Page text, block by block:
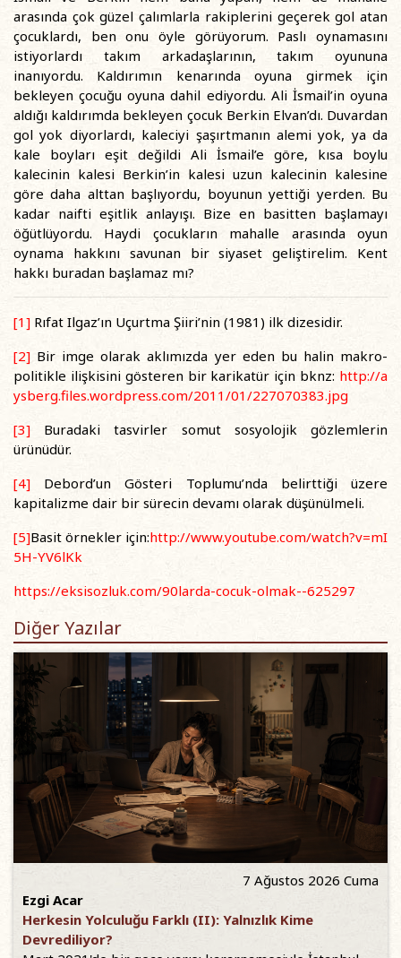
arasında çok güzel çalımlarla rakiplerini geçerek gol atan
çocuklardı, ben onu öyle görüyorum. Paslı oynamasını
istiyorlardı takım arkadaşlarının, takım oyununa
inanıyordu. Kaldırımın kenarında oyuna girmek için
bekleyen çocuğu oyuna dahil ediyordu. Ali İsmail’in oyuna
aldığı kaldırımda bekleyen çocuk Berkin Elvan’dı. Duvardan
gol yok diyorlardı, kaleciyi şaşırtmanın alemi yok, ya da
kale boyları eşit değildi Ali İsmail’e göre, kısa boylu
kalecinin kalesi Berkin’in kalesi uzun kalecinin kalesine
göre daha alttan başlıyordu, boyunun yettiği yerden. Bu
kadar naifti eşitlik anlayışı. Bize en basitten başlamayı
öğütlüyordu. Haydi çocukların mahalle arasında oyun
oynama hakkını savunan bir siyaset geliştirelim. Kent
hakkı buradan başlamaz mı?
[1] Rıfat Ilgaz’ın Uçurtma Şiiri’nin (1981) ilk dizesidir.
[2] Bir imge olarak aklımızda yer eden bu halin makro-
politikle ilişkisini gösteren bir karikatür için bknz: http://a
ysberg.files.wordpress.com/2011/01/227070383.jpg
[3] Buradaki tasvirler somut sosyolojik gözlemlerin
ürünüdür.
[4] Debord’un Gösteri Toplumu’nda belirttiği üzere
kapitalizme dair bir sürecin devamı olarak düşünülmeli.
[5]Basit örnekler için:http://www.youtube.com/watch?v=mI
5H-YV6lKk
https://eksisozluk.com/90larda-cocuk-olmak--625297
Diğer Yazılar
7 Ağustos 2026 Cuma
Ezgi Acar
Herkesin Yolculuğu Farklı (II): Yalnızlık Kime
Devrediliyor?